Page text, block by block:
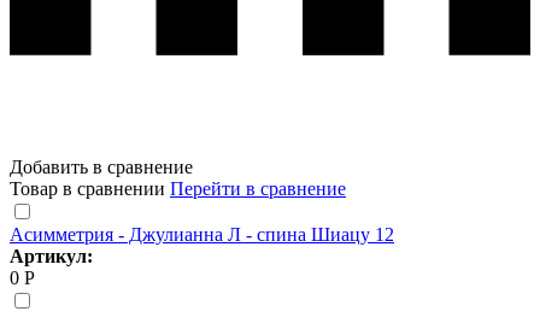
Добавить в сравнение
Товар в сравнении Перейти в сравнение
Асимметрия - Джулианна Л - спина Шиацу 12
Артикул:
0 Р